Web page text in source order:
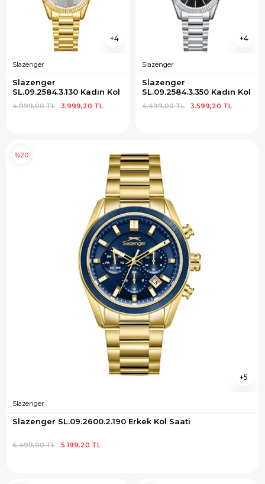
4
Slazenger
Slazenger
SL.09.2584.3.130 Kadın Kol
3.999,20 TL
4.999,00 TL
4
Slazenger
Slazenger
SL.09.2584.3.350 Kadın Kol
3.599,20 TL
4.499,00 TL
5
Slazenger
Slazenger SL.09.2600.2.190 Erkek Kol Saati
5.199,20 TL
6.499,00 TL
%20